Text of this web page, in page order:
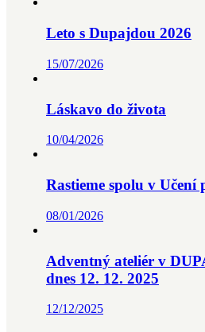
Leto s Dupajdou 2026
15/07/2026
Láskavo do života
10/04/2026
Rastieme spolu v Učení
08/01/2026
Adventný ateliér v
dnes 12. 12. 2025
12/12/2025